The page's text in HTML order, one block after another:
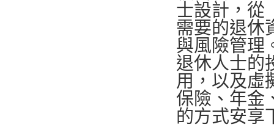
士設計，從
需要的退休
與風險管理
退休人士的
用，以及虛
保險、年金
的方式安享